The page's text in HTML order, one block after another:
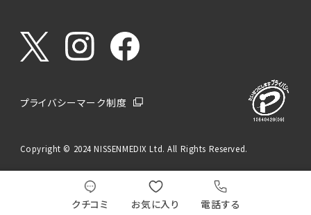
クチコミ お気に入り 電話する
プライバシーマーク制度
Copyright © 2024 NISSENMEDIX Ltd. All Rights Reserved.